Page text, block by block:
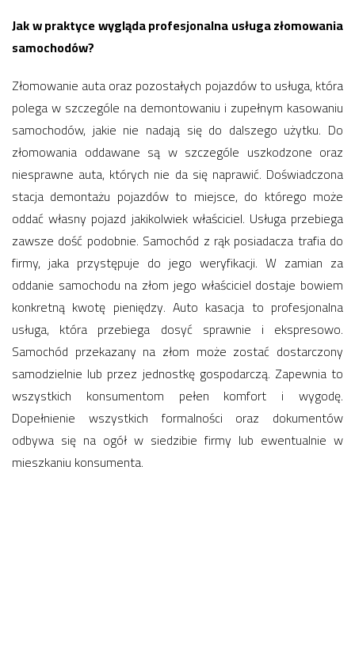
Jak w praktyce wygląda profesjonalna usługa złomowania
samochodów?
Złomowanie auta oraz pozostałych pojazdów to usługa, która
polega w szczególe na demontowaniu i zupełnym kasowaniu
samochodów, jakie nie nadają się do dalszego użytku. Do
złomowania oddawane są w szczególe uszkodzone oraz
niesprawne auta, których nie da się naprawić. Doświadczona
stacja demontażu pojazdów to miejsce, do którego może
oddać własny pojazd jakikolwiek właściciel. Usługa przebiega
zawsze dość podobnie. Samochód z rąk posiadacza trafia do
firmy, jaka przystępuje do jego weryfikacji. W zamian za
oddanie samochodu na złom jego właściciel dostaje bowiem
konkretną kwotę pieniędzy. Auto kasacja to profesjonalna
usługa, która przebiega dosyć sprawnie i ekspresowo.
Samochód przekazany na złom może zostać dostarczony
samodzielnie lub przez jednostkę gospodarczą. Zapewnia to
wszystkich konsumentom pełen komfort i wygodę.
Dopełnienie wszystkich formalności oraz dokumentów
odbywa się na ogół w siedzibie firmy lub ewentualnie w
mieszkaniu konsumenta.